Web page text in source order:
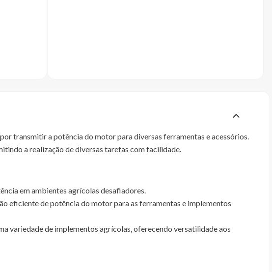
transmitir a potência do motor para diversas ferramentas e acessórios.
a realização de diversas tarefas com facilidade.
em ambientes agrícolas desafiadores.
eficiente de potência do motor para as ferramentas e implementos
variedade de implementos agrícolas, oferecendo versatilidade aos